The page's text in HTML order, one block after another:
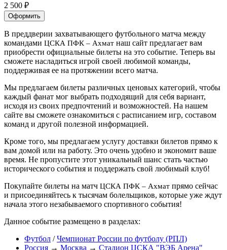
2 500 ₽
Оформить
В преддверии захватывающего футбольного матча между
командами ЦСКА ПФК – Ахмат наш сайт предлагает вам
приобрести официальные билеты на это событие. Теперь вы
сможете насладиться игрой своей любимой команды,
поддерживая ее на протяжении всего матча.
Мы предлагаем билеты различных ценовых категорий, чтобы
каждый фанат мог выбрать подходящий для себя вариант,
исходя из своих предпочтений и возможностей. На нашем
сайте вы сможете ознакомиться с расписанием игр, составом
команд и другой полезной информацией.
Кроме того, мы предлагаем услугу доставки билетов прямо к
вам домой или на работу. Это очень удобно и экономит ваше
время. Не пропустите этот уникальный шанс стать частью
исторического события и поддержать свой любимый клуб!
Покупайте билеты на матч ЦСКА ПФК – Ахмат прямо сейчас
и присоединяйтесь к тысячам болельщиков, которые уже ждут
начала этого незабываемого спортивного события!
Данное событие размещено в разделах:
Футбол /Чемпионат России по футболу (РПЛ)
Россия → Москва → Стадион ЦСКА "ВЭБ Арена"